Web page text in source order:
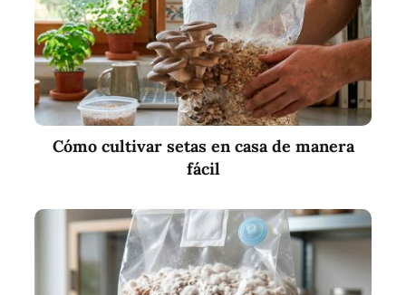
Cómo cultivar setas en casa de manera
fácil